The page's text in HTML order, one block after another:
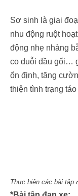
Sơ sinh là giai
nhu động ruột
động nhẹ nhàng
co duỗi đầu gối…
ổn định, tăng
thiện tình trạng
Thực hiện các bài tập